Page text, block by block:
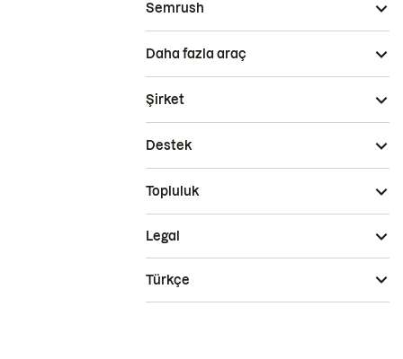
Semrush
Daha fazla araç
Şirket
Destek
Topluluk
Legal
Türkçe